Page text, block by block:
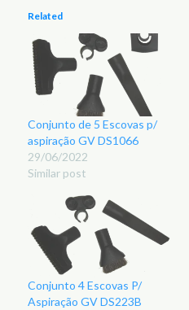
Related
Conjunto de 5 Escovas p/
aspiração GV DS1066
29/06/2022
Similar post
Conjunto 4 Escovas P/
Aspiração GV DS223B